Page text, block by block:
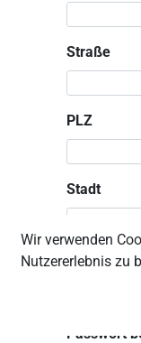
Straße
PLZ
Stadt
Passwort
Passwort
Wir verwenden
Nutzererlebnis zu